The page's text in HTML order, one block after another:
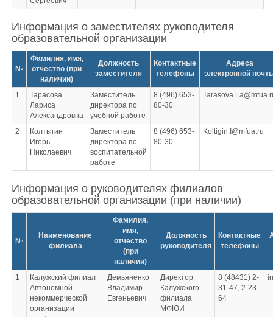
Информация о заместителях руководителя
образовательной организации
№
Фамилия, имя,
отчество (при
наличии)
Должность
заместителя
Контактные
телефоны
Адреса
электронной
1
Тарасова
Лариса
Александровна
Заместитель
директора по
учебной работе
8 (496) 653-
80-30
2
Колтыгин
Игорь
Николаевич
Заместитель
директора по
воспитательной
работе
8 (496) 653-
80-30
Koltigin.I@mfua.ru
Информация о руководителях филиалов
образовательной организации (при наличии)
№
Наименование
филиала
Фамилия,
имя,
отчество
(при
наличии)
Должность
руководителя
Контактные
телефоны
1
Калужский филиал
Автономной
некоммерческой
организации
Демьяненко
Владимир
Евгеньевич
Директор
Калужского
филиала
МФЮИ
8 (48431) 2-
31-47, 2-23-
64